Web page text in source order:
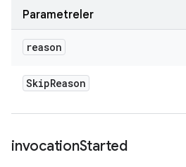
Parametreler
reason
SkipReason
invocationStarted